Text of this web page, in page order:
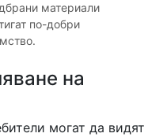
материали
по-добри
на
могат да видят